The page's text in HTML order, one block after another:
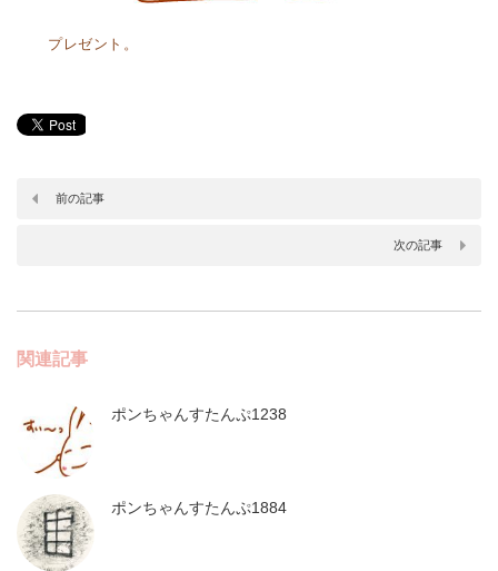
プレゼント。
前の記事
次の記事
関連記事
ポンちゃんすたんぷ1238
ポンちゃんすたんぷ1884